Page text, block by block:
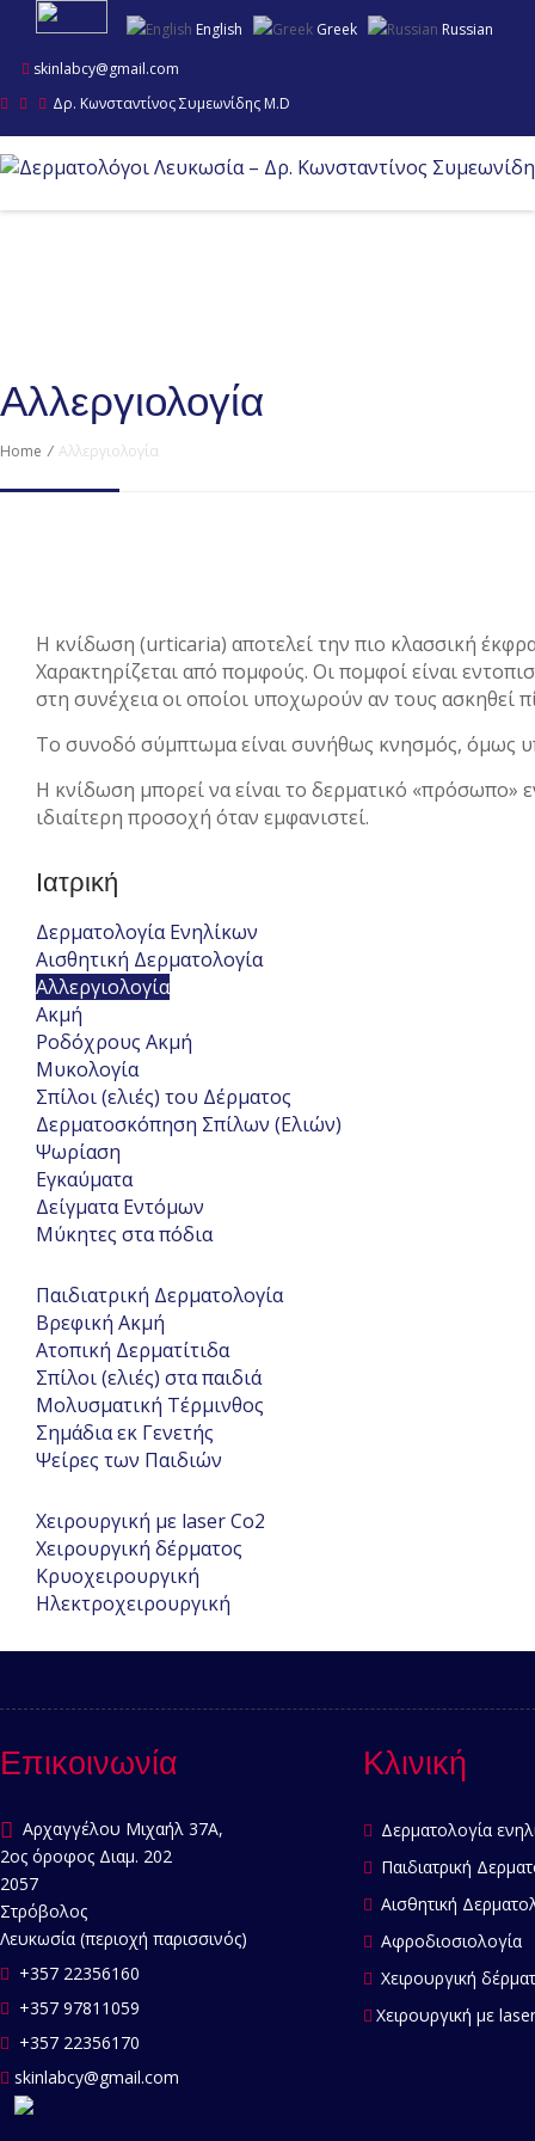
English Greek
Russian
skinlabcy@gmail.com
Δρ. Κωνσταντίνος Συμεωνίδης M.D
Αλλεργιολογία
Home / Αλλεργιολογία
Η κνίδωση (urticaria) αποτελεί την πιο κλασσική
Χαρακτηρίζεται από πομφούς. Οι πομφοί είναι
στη συνέχεια οι οποίοι υποχωρούν αν τους ασκηθεί
Το συνοδό σύμπτωμα είναι συνήθως κνησμός, όμως
Η κνίδωση μπορεί να είναι το δερματικό «πρόσωπο»
ιδιαίτερη προσοχή όταν εμφανιστεί.
Ιατρική
Δερματολογία Ενηλίκων
Αισθητική Δερματολογία
Αλλεργιολογία
Ακμή
Ροδόχρους Ακμή
Μυκολογία
Σπίλοι (ελιές) του Δέρματος
Δερματοσκόπηση Σπίλων (Ελιών)
Ψωρίαση
Εγκαύματα
Δείγματα Εντόμων
Μύκητες στα πόδια
Παιδιατρική Δερματολογία
Βρεφική Ακμή
Ατοπική Δερματίτιδα
Σπίλοι (ελιές) στα παιδιά
Μολυσματική Τέρμινθος
Σημάδια εκ Γενετής
Ψείρες των Παιδιών
Χειρουργική με laser Co2
Χειρουργική δέρματος
Κρυοχειρουργική
Ηλεκτροχειρουργική
Επικοινωνία
Αρχαγγέλου Μιχαήλ 37Α,
2ος όροφος Διαμ. 202
2057
Στρόβολος
Λευκωσία (περιοχή παρισσινός)
+357 22356160
+357 97811059
+357 22356170
skinlabcy@gmail.com
Κλινική
Δερματολογία
Παιδιατρική
Αισθητική
Αφροδιοσιολογία
Χειρουργική
Χειρουργική με